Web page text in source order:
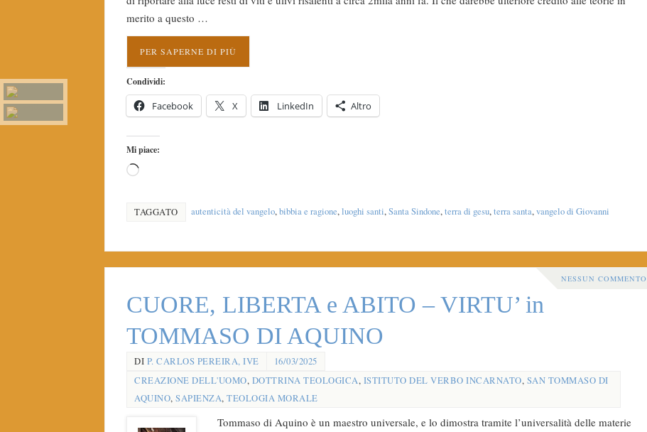
merito a questo …
PER SAPERNE DI PIÙ
Condividi:
Facebook X LinkedIn Altro
Mi piace:
TAGGATO autenticità del vangelo,bibbia e ragione,luoghi santi,Santa Sindone,terra di gesu,terra santa,vangelo di Giovanni
NESSUN COMMENTO
CUORE, LIBERTA e ABITO – VIRTU’ in
TOMMASO DI AQUINO
DI P. CARLOS PEREIRA, IVE
16/03/2025
CREAZIONE DELL'UOMO, DOTTRINA TEOLOGICA, ISTITUTO DEL VERBO INCARNATO, SAN TOMMASO DI
AQUINO, SAPIENZA, TEOLOGIA MORALE
Tommaso di Aquino è un maestro universale, e lo dimostra tramite l’universalità delle materie